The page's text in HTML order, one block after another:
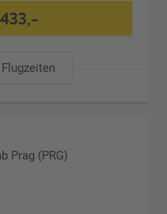
433,-
Prag (PRG)